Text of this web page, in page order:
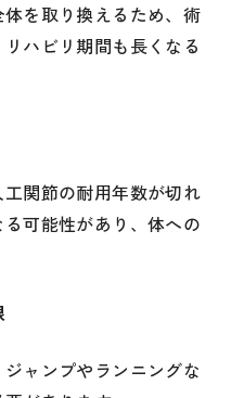
を取り換えるため、術
ハビリ期間も長くなる
関節の耐用年数が切れ
可能性があり、体への
ャンプやランニングな